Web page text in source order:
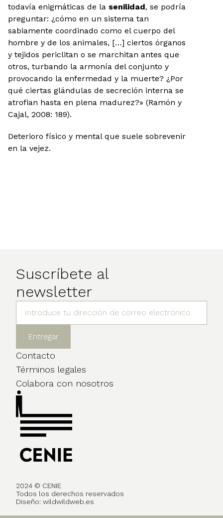
todavía enigmáticas de la senilidad, se podría
preguntar: ¿cómo en un sistema tan
sabiamente coordinado como el cuerpo del
hombre y de los animales, […] ciertos órganos
y tejidos periclitan o se marchitan antes que
otros, turbando la armonía del conjunto y
provocando la enfermedad y la muerte? ¿Por
qué ciertas glándulas de secreción interna se
atrofian hasta en plena madurez?» (Ramón y
Cajal, 2008: 189).
Deterioro físico y mental que suele sobrevenir
en la vejez.
Suscríbete al
newsletter
Contacto
Términos legales
Colabora con nosotros
2024 © CENIE
Todos los derechos reservados
Diseño: wildwildweb.es